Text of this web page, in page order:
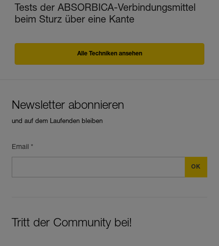
Tests der ABSORBICA-Verbindungsmittel
beim Sturz über eine Kante
Alle Techniken ansehen
Newsletter abonnieren
und auf dem Laufenden bleiben
Email *
Tritt der Community bei!